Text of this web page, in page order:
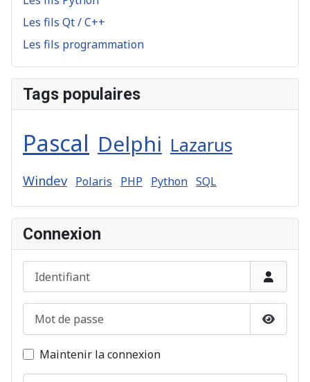
Les fils Qt / C++
Les fils programmation
Tags populaires
Pascal Delphi Lazarus
Windev Polaris PHP Python SQL
Connexion
Identifiant
Maintenir la connexion